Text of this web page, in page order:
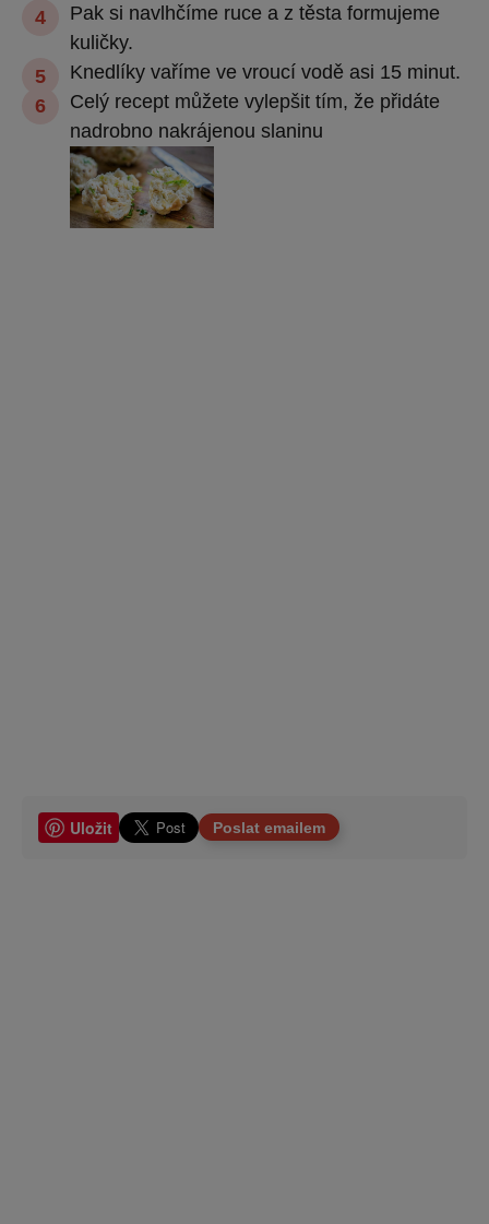
Pak si navlhčíme ruce a z těsta formujeme
kuličky.
Knedlíky vaříme ve vroucí vodě asi 15 minut.
Celý recept můžete vylepšit tím, že přidáte
nadrobno nakrájenou slaninu
Uložit Poslat emailem